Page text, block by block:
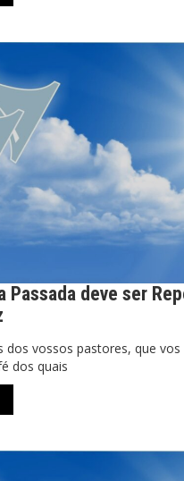
Passada deve ser
dos vossos pastores, que
dos quais